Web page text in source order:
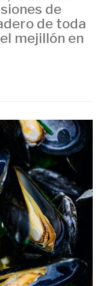
de
de toda
mejillón en